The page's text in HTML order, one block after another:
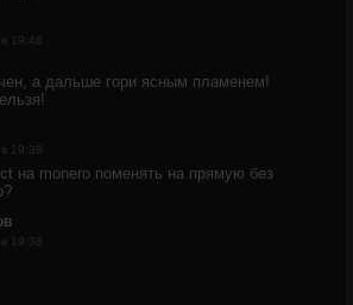
19:48
а дальше гори ясным пламенем!
19:38
на monero поменять на прямую без
19:38